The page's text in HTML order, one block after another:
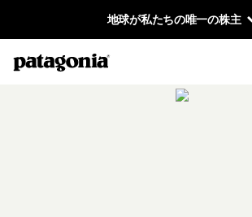
地球が私たちの唯一の株主